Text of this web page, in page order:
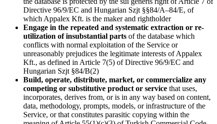
Directive 96/9/EC and Hungarian Szjt §§84/A–84/E, of
which Appalex Kft. is the maker and rightholder
Engage in the repeated and systematic extraction or re-
utilization of insubstantial parts of the database which
conflicts with normal exploitation of the Service or
unreasonably prejudices the legitimate interests of Appalex
Kft., as defined in Article 7(5) of Directive 96/9/EC and
Hungarian Szjt §84/B(2)
Build, operate, distribute, market, or commercialize any
competing or substitutive product or service that uses,
incorporates, derives from, or is in any way based on content,
data, methodology, prompts, models, or infrastructure of the
Service, or that constitutes parasitic copying within the